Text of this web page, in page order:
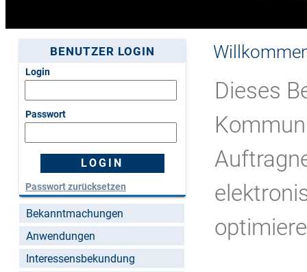
BENUTZER LOGIN
Login
Passwort
Passwort zurücksetzen
Bekanntmachungen
Anwendungen
Interessensbekundung
Dieses